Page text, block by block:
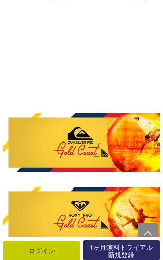
ログイン 1ヶ月無料トライアル
新規登録